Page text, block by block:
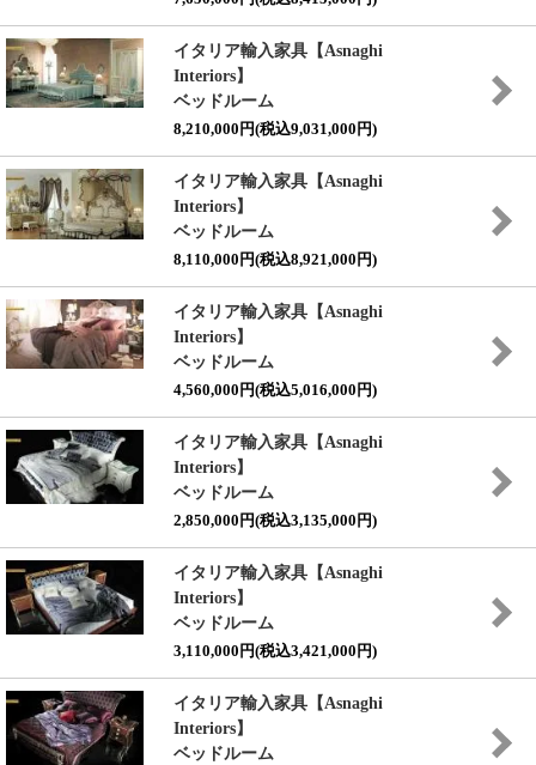
イタリア輸入家具【Asnaghi
Interiors】
ベッドルーム
8,210,000円(税込9,031,000円)
イタリア輸入家具【Asnaghi
Interiors】
ベッドルーム
8,110,000円(税込8,921,000円)
イタリア輸入家具【Asnaghi
Interiors】
ベッドルーム
4,560,000円(税込5,016,000円)
イタリア輸入家具【Asnaghi
Interiors】
ベッドルーム
2,850,000円(税込3,135,000円)
イタリア輸入家具【Asnaghi
Interiors】
ベッドルーム
3,110,000円(税込3,421,000円)
イタリア輸入家具【Asnaghi
Interiors】
ベッドルーム